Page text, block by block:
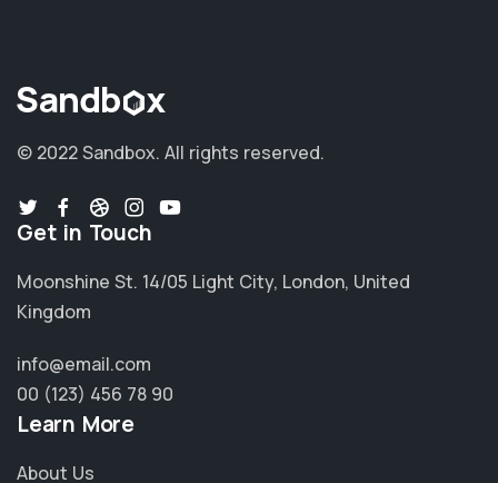
© 2022 Sandbox. All rights reserved.
Get in Touch
Moonshine St. 14/05 Light City, London, United
Kingdom
info@email.com
00 (123) 456 78 90
Learn More
About Us